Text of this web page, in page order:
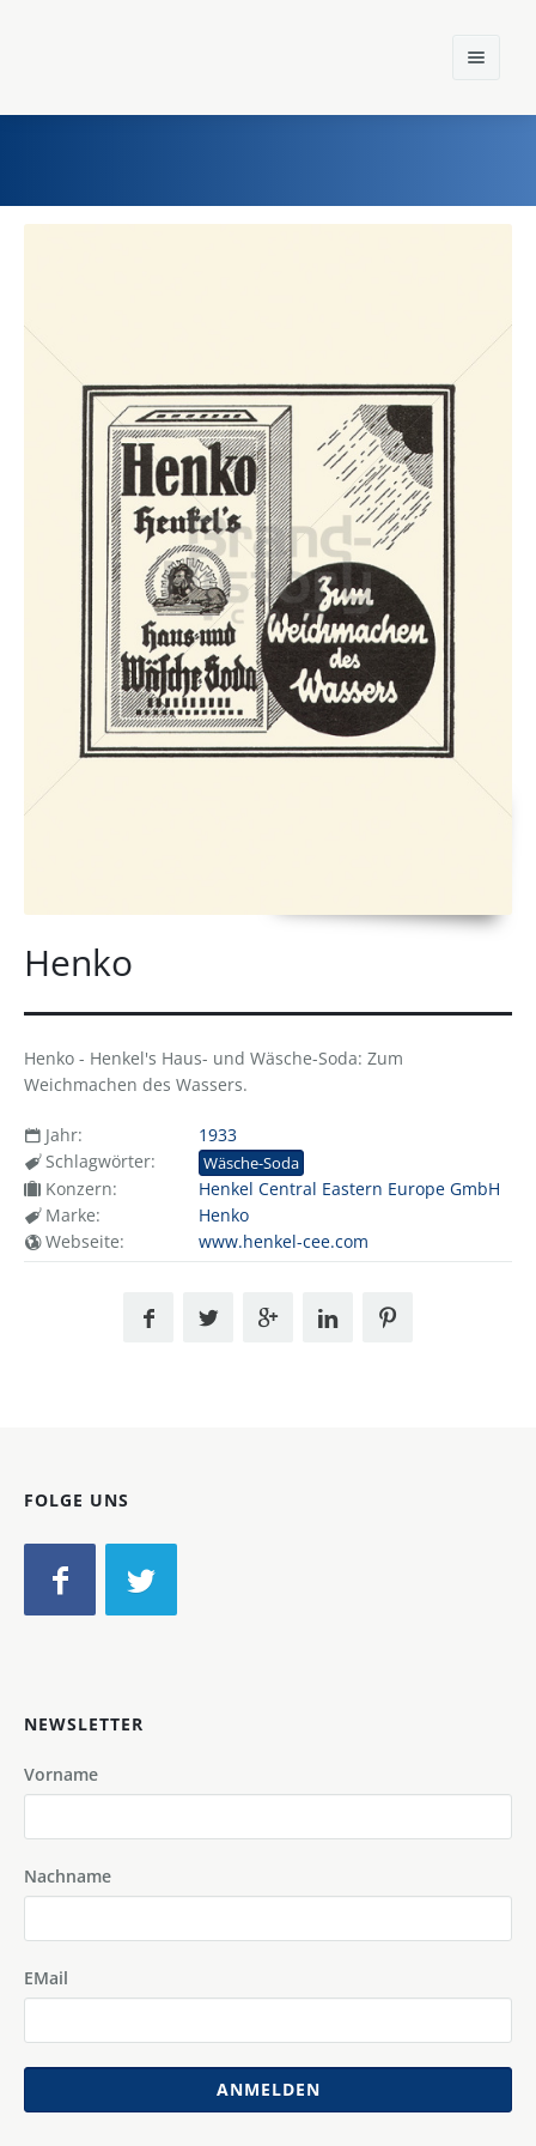
Marken
Konzerne
Henko
Henko - Henkel's Haus- und Wäsche-Soda: Zum
Weichmachen des Wassers.
Jahr:
1933
Schlagwörter:
Wäsche-Soda
Konzern:
Henkel Central Eastern Europe GmbH
Marke:
Henko
Webseite:
www.henkel-cee.com
FOLGE UNS
NEWSLETTER
Vorname
Nachname
EMail
ANMELDEN